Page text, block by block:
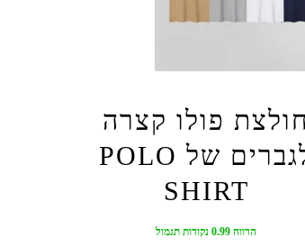
חולצת פולו קצרה
לגברים של POLO
SHIRT
הרווח 0.99 נקודות תגמול